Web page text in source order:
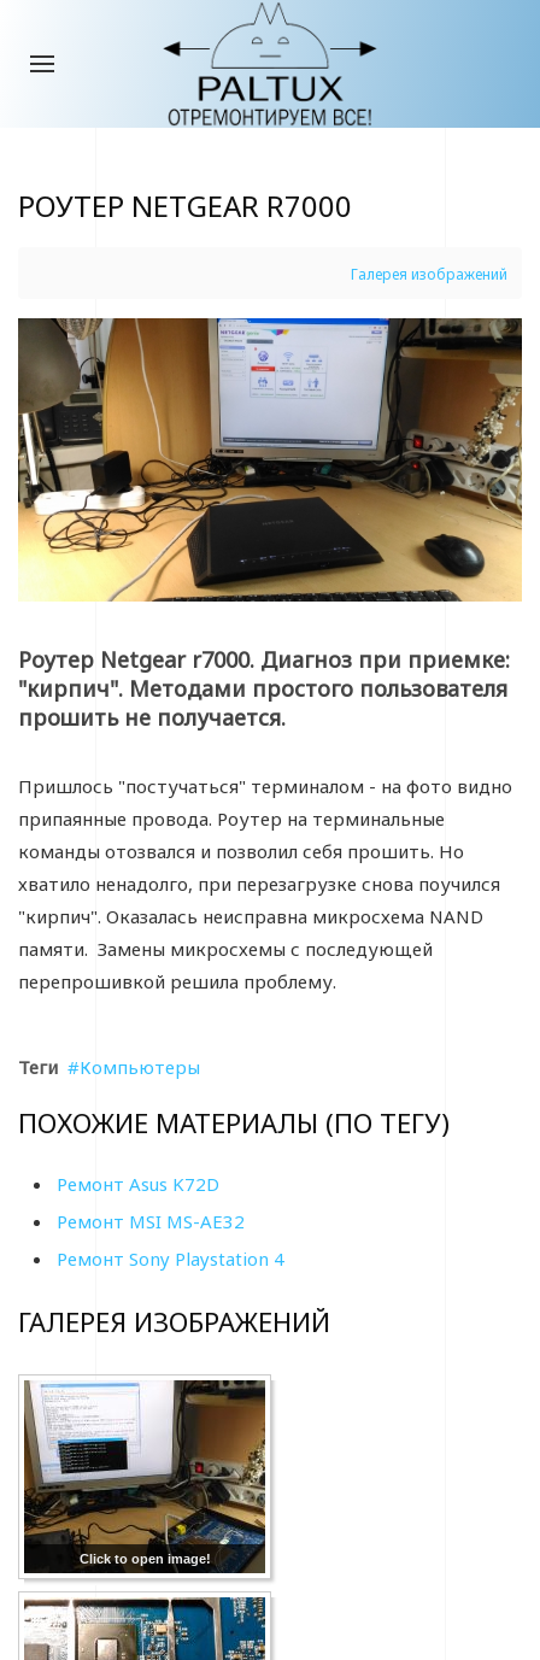
РОУТЕР NETGEAR R7000
Галерея изображений
Роутер Netgear r7000. Диагноз при приемке:
"кирпич". Методами простого пользователя
прошить не получается.
Пришлось "постучаться" терминалом - на фото видно
припаянные провода. Роутер на терминальные
команды отозвался и позволил себя прошить. Но
хватило ненадолго, при перезагрузке снова поучился
"кирпич". Оказалась неисправна микросхема NAND
памяти. Замены микросхемы с последующей
перепрошивкой решила проблему.
Теги Компьютеры
ПОХОЖИЕ МАТЕРИАЛЫ (ПО ТЕГУ)
Ремонт Asus K72D
Ремонт MSI MS-AE32
Ремонт Sony Playstation 4
ГАЛЕРЕЯ ИЗОБРАЖЕНИЙ
Click to open image!